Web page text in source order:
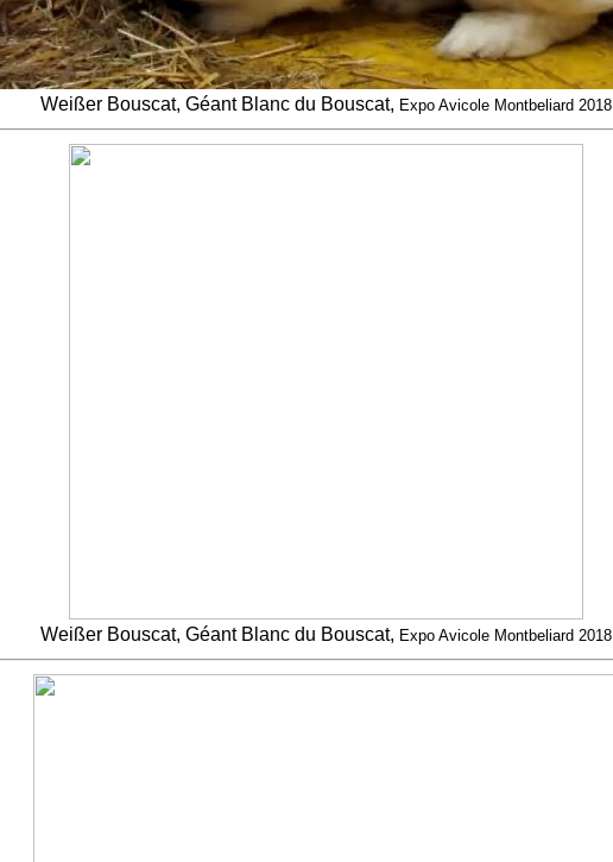
Weißer Bouscat, Géant Blanc du Bouscat, Expo Avicole Montbeliard 2018
Weißer Bouscat, Géant Blanc du Bouscat, Expo Avicole Montbeliard 2018